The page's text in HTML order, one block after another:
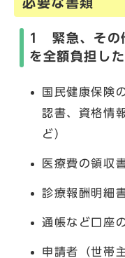
1 緊急、その
を全額負担し
国民健康保険
認書、資格情
ど）
医療費の領収
診療報酬明細
通帳など口座
申請者（世帯